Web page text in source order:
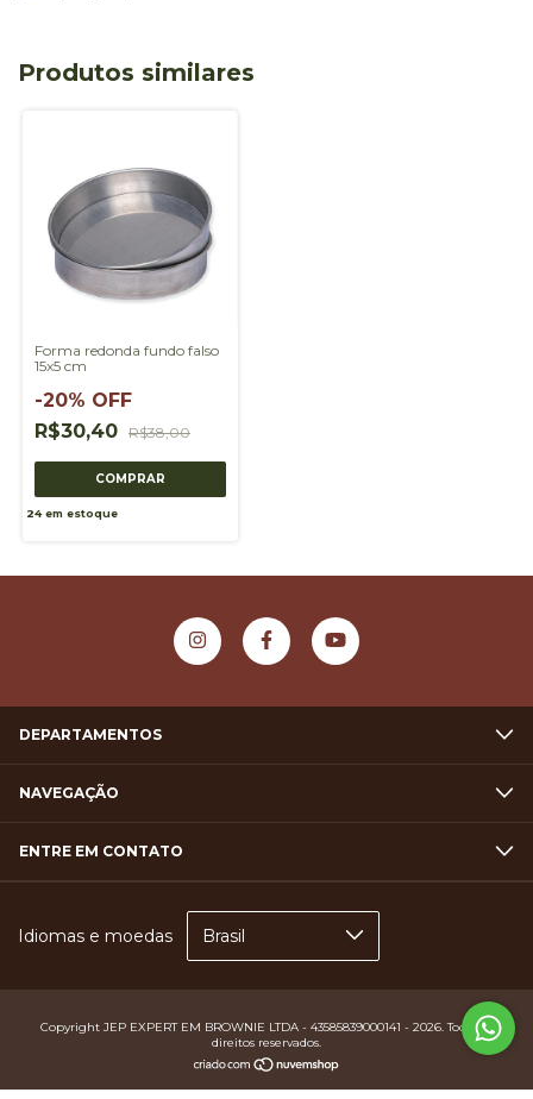
Produtos similares
Forma redonda fundo falso
15x5 cm
-20% OFF
R$30,40 R$38,00
24em estoque
DEPARTAMENTOS
NAVEGAÇÃO
ENTRE EM CONTATO
Idiomas e moedas
Copyright JEP EXPERT EM BROWNIE LTDA - 43585839000141 - 2026. Todos os
direitos reservados.